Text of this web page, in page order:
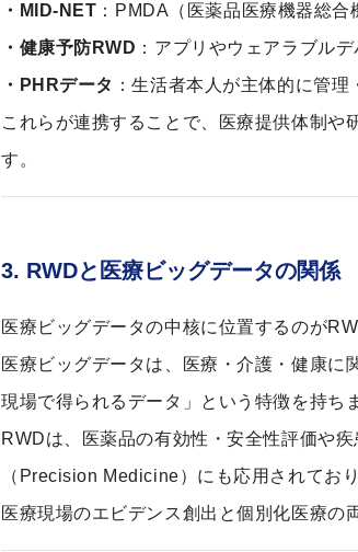
・MID-NET ：PMDA（医薬品医療機器総
・健康予防RWD ：アプリやウェアラブル
・PHRデータ ：生活者本人が主体的に管理
これらが連携することで、医療提供体制や
す。
3. RWDと医療ビッグデータの関係
医療ビッグデータの中核に位置するのが
医療ビッグデータは、医療・介護・健康
現場で得られるデータ」という特徴を持ち
RWDは、医薬品の有効性・安全性評価や
（Precision Medicine）にも応用されており
医療現場のエビデンス創出と個別化医療の